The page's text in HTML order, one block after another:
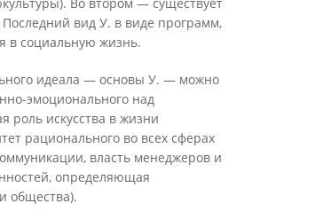
вид У. в виде программ,
в социальную жизнь.
идеала — основы У. — можно
эмоционального над
роль искусства в жизни
рационального во всех сферах
власть менеджеров и
определяющая
общества).